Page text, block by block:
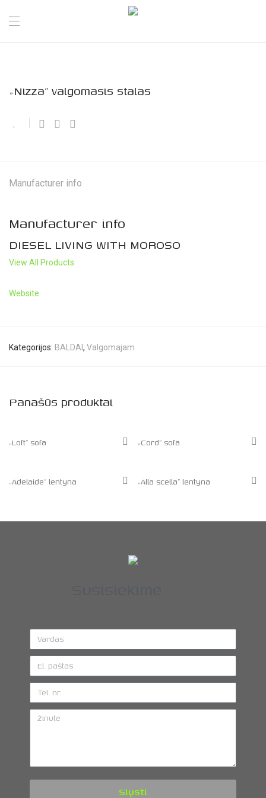
„Nizza” valgomasis stalas
Manufacturer info
Manufacturer info
DIESEL LIVING WITH MOROSO
View All Products
Website
Kategorijos: BALDAI , Valgomajam
Panašūs produktai
„Loft” sofa „Cord” sofa
„Adelaide” lentyna „Alla scella” lentyna
Siųsti